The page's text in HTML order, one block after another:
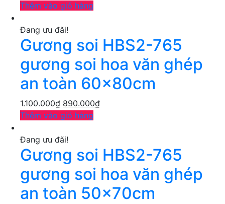
Thêm vào giỏ hàng
Đang ưu đãi!
Gương soi HBS2-765
gương soi hoa văn ghép
an toàn 60x80cm
1.100.000₫ 890.000₫
Thêm vào giỏ hàng
Đang ưu đãi!
Gương soi HBS2-765
gương soi hoa văn ghép
an toàn 50x70cm